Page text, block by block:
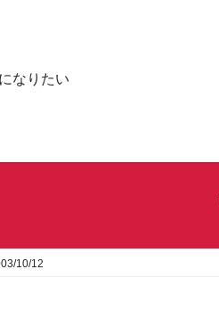
なりたい
10/12